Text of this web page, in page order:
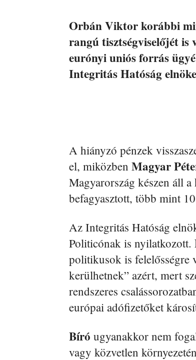
Orbán Viktor korábbi
rangú tisztségviselőjét
eurónyi uniós forrás
Integritás Hatóság
A hiányzó pénzek
el, miközben Magyar
Magyarország készen áll
befagyasztott, több mint
Az Integritás Hatóság
Politicónak is nyilatkozott.
politikusok is felelősségre
kerülhetnek” azért, mert
rendszeres
európai adófizetőket
Bíró ugyanakkor nem
vagy közvetlen